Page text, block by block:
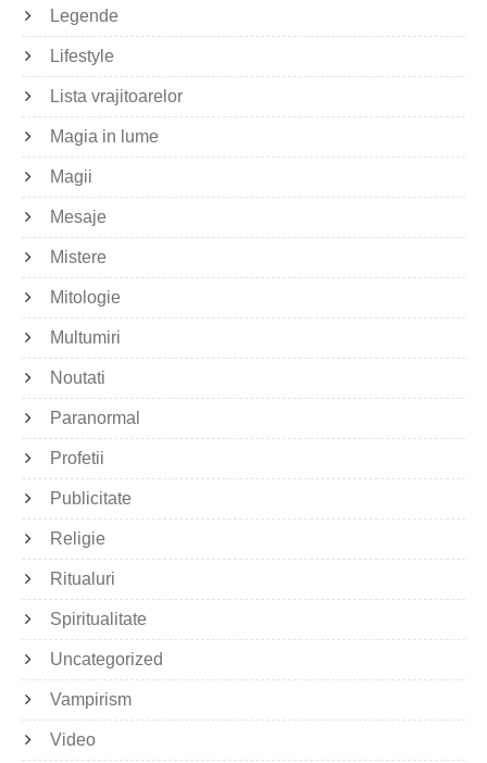
Legende
Lifestyle
Lista vrajitoarelor
Magia in lume
Magii
Mesaje
Mistere
Mitologie
Multumiri
Noutati
Paranormal
Profetii
Publicitate
Religie
Ritualuri
Spiritualitate
Uncategorized
Vampirism
Video